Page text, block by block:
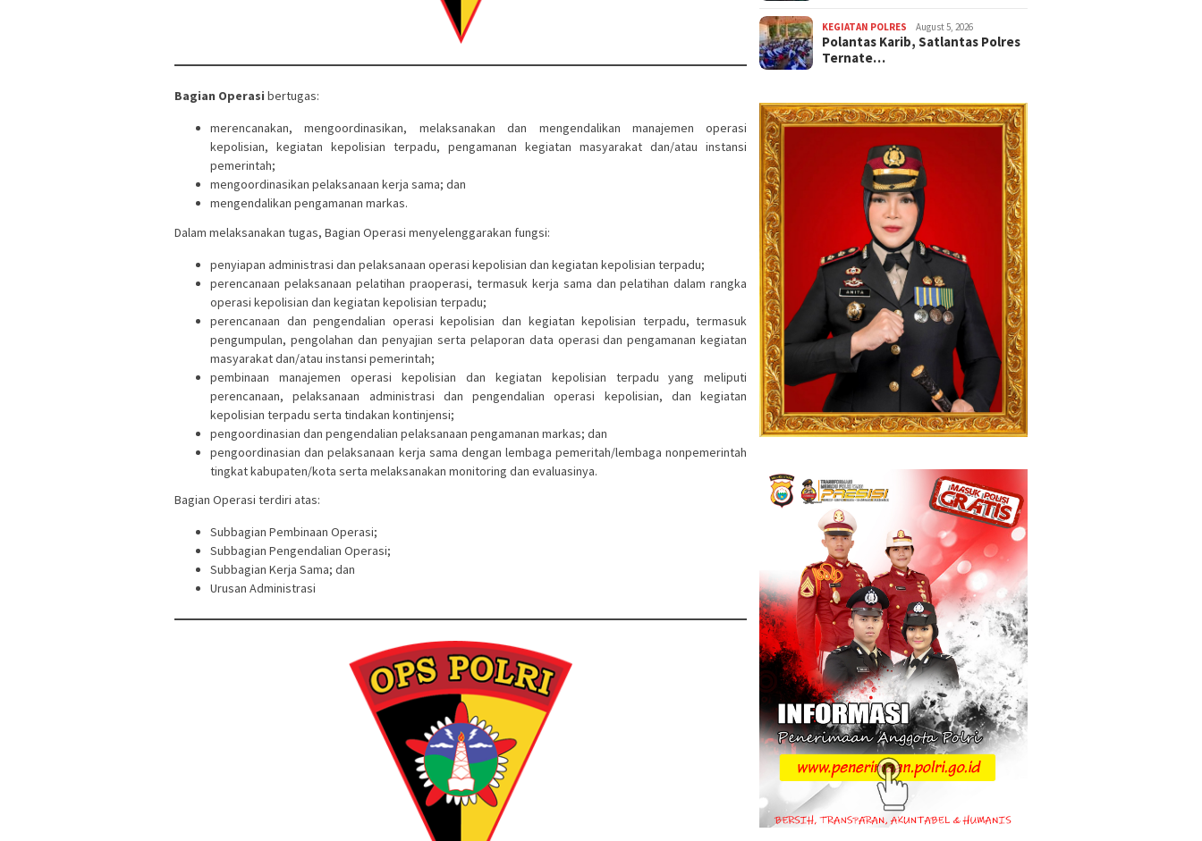
Bagian Operasi bertugas:
merencanakan, mengoordinasikan, melaksanakan dan mengendalikan manajemen operasi
kepolisian, kegiatan kepolisian terpadu, pengamanan kegiatan masyarakat dan/atau instansi
pemerintah;
mengoordinasikan pelaksanaan kerja sama; dan
mengendalikan pengamanan markas.
Dalam melaksanakan tugas, Bagian Operasi menyelenggarakan fungsi:
penyiapan administrasi dan pelaksanaan operasi kepolisian dan kegiatan kepolisian terpadu;
perencanaan pelaksanaan pelatihan praoperasi, termasuk kerja sama dan pelatihan dalam rangka
operasi kepolisian dan kegiatan kepolisian terpadu;
perencanaan dan pengendalian operasi kepolisian dan kegiatan kepolisian terpadu, termasuk
pengumpulan, pengolahan dan penyajian serta pelaporan data operasi dan pengamanan kegiatan
masyarakat dan/atau instansi pemerintah;
pembinaan manajemen operasi kepolisian dan kegiatan kepolisian terpadu yang meliputi
perencanaan, pelaksanaan administrasi dan pengendalian operasi kepolisian, dan kegiatan
kepolisian terpadu serta tindakan kontinjensi;
pengoordinasian dan pengendalian pelaksanaan pengamanan markas; dan
pengoordinasian dan pelaksanaan kerja sama dengan lembaga pemeritah/lembaga nonpemerintah
tingkat kabupaten/kota serta melaksanakan monitoring dan evaluasinya.
Bagian Operasi terdiri atas:
Subbagian Pembinaan Operasi;
Subbagian Pengendalian Operasi;
Subbagian Kerja Sama; dan
Urusan Administrasi
KEGIATAN POLRES August 5, 2026
Polantas Karib, Satlantas Polres
Ternate…